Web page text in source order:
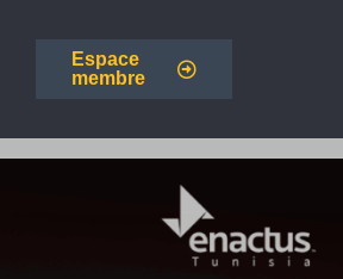
Espace
membre